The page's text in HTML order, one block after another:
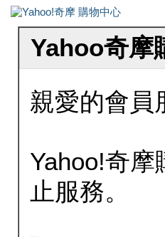
Yahoo奇摩
親愛的會員
Yahoo!奇
止服務。